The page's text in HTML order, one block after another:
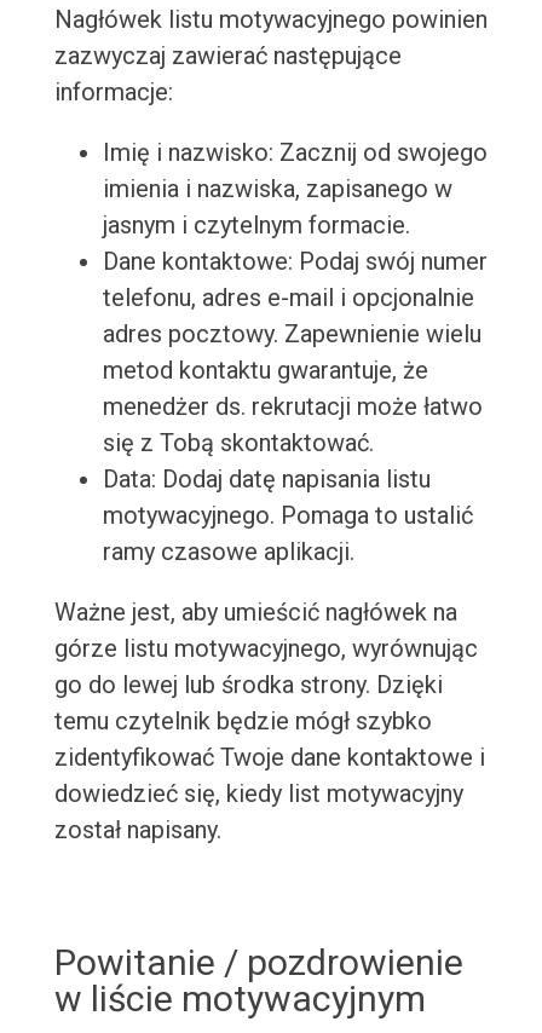
Nagłówek listu motywacyjnego powinien
zazwyczaj zawierać następujące
informacje:
Imię i nazwisko: Zacznij od swojego
imienia i nazwiska, zapisanego w
jasnym i czytelnym formacie.
Dane kontaktowe: Podaj swój numer
telefonu, adres e-mail i opcjonalnie
adres pocztowy. Zapewnienie wielu
metod kontaktu gwarantuje, że
menedżer ds. rekrutacji może łatwo
się z Tobą skontaktować.
Data: Dodaj datę napisania listu
motywacyjnego. Pomaga to ustalić
ramy czasowe aplikacji.
Ważne jest, aby umieścić nagłówek na
górze listu motywacyjnego, wyrównując
go do lewej lub środka strony. Dzięki
temu czytelnik będzie mógł szybko
zidentyfikować Twoje dane kontaktowe i
dowiedzieć się, kiedy list motywacyjny
został napisany.
Powitanie / pozdrowienie
w liście motywacyjnym